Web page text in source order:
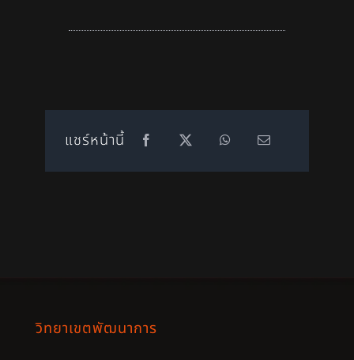
แชร์หน้านี้
วิทยาเขตพัฒนาการ